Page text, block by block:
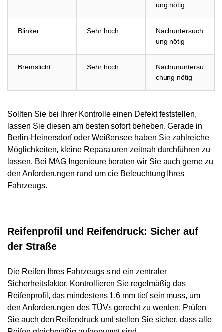
ung nötig
Blinker Sehr hoch
Nachuntersuch
ung nötig
Bremslicht Sehr hoch
Nachununtersu
chung nötig
Sollten Sie bei Ihrer Kontrolle einen Defekt feststellen,
lassen Sie diesen am besten sofort beheben. Gerade in
Berlin-Heinersdorf oder Weißensee haben Sie zahlreiche
Möglichkeiten, kleine Reparaturen zeitnah durchführen zu
lassen. Bei MAG Ingenieure beraten wir Sie auch gerne zu
den Anforderungen rund um die Beleuchtung Ihres
Fahrzeugs.
Reifenprofil und Reifendruck: Sicher auf
der Straße
Die Reifen Ihres Fahrzeugs sind ein zentraler
Sicherheitsfaktor. Kontrollieren Sie regelmäßig das
Reifenprofil, das mindestens 1,6 mm tief sein muss, um
den Anforderungen des TÜVs gerecht zu werden. Prüfen
Sie auch den Reifendruck und stellen Sie sicher, dass alle